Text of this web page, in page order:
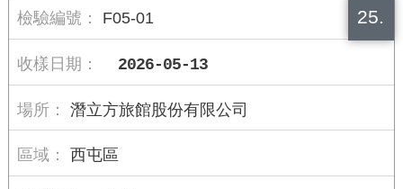
25.
F05-01
2026-05-13
潛立方旅館股份有限公司
西屯區